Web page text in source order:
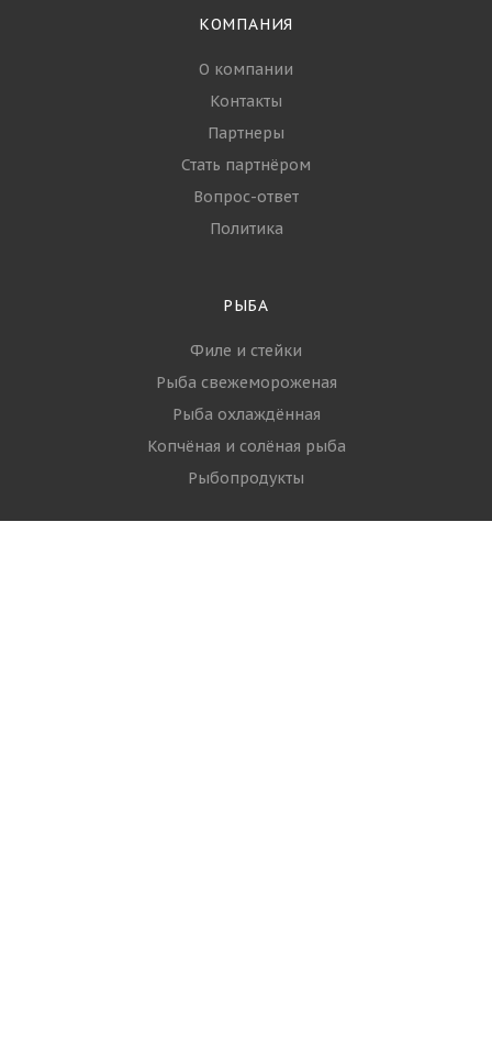
КОМПАНИЯ
О компании
Контакты
Партнеры
Стать партнёром
Вопрос-ответ
Политика
РЫБА
Филе и стейки
Рыба свежемороженая
Рыба охлаждённая
Копчёная и солёная рыба
Рыбопродукты